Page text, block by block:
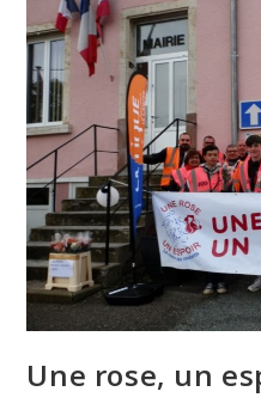
Une rose, un